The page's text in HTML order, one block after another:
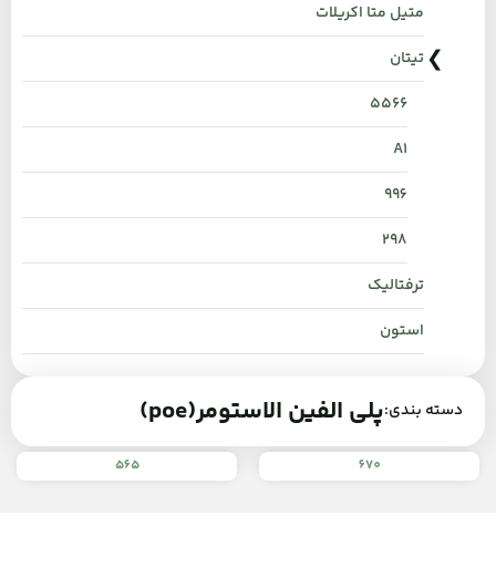
متیل متا اکریلات
تیتان
۵۵۶۶
A1
996
298
ترفتالیک
استون
دسته بندی:پلی الفین الاستومر(poe)
670
565